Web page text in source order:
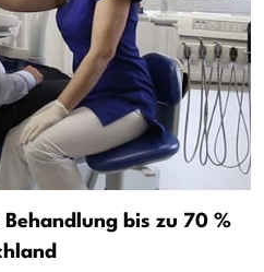
bis zu 70 %